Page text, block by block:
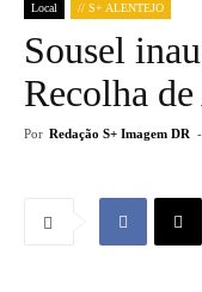
Local // S+ ALENTEJO
Sousel
Recolha
Por Redação S+ Imagem DR -